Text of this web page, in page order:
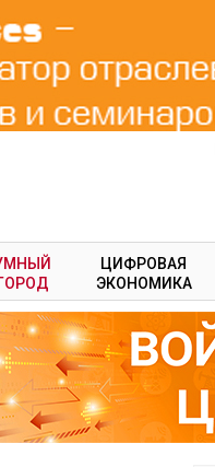
ЦИФРОВАЯ
ЭКОНОМИКА